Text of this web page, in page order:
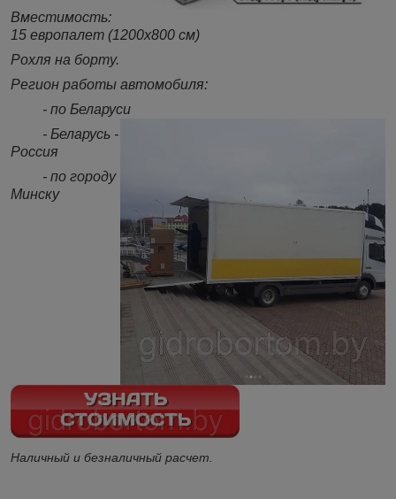
Вместимость:
15 европалет (1200х800 см)
Рохля на борту.
Регион работы автомобиля:
- по Беларуси
- Беларусь -
Россия
- по городу
Минску
Наличный и безналичный расчет.